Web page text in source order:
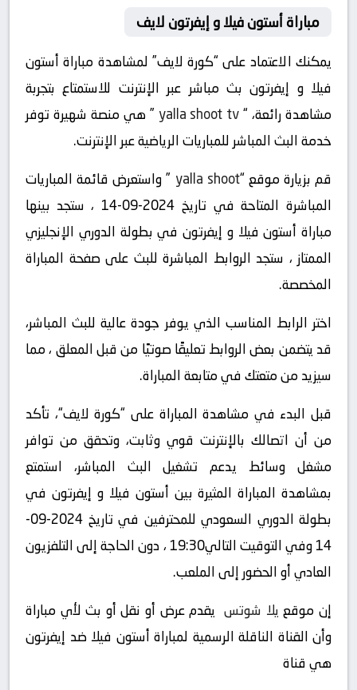
مباراة أستون فيلا و إيفرتون لايف
يمكنك الاعتماد على “كورة لايف” لمشاهدة مباراة أستون
فيلا و إيفرتون بث مباشر عبر الإنترنت للاستمتاع بتجربة
مشاهدة رائعة، “yalla shoot tv ” هي منصة شهيرة توفر
خدمة البث المباشر للمباريات الرياضية عبر الإنترنت.
قم بزيارة موقع “yalla shoot ” واستعرض قائمة المباريات
المباشرة المتاحة في تاريخ 2024-09-14 ، ستجد بينها
مباراة أستون فيلا و إيفرتون في بطولة الدوري الإنجليزي
الممتاز ، ستجد الروابط المباشرة للبث على صفحة المباراة
المخصصة.
اختر الرابط المناسب الذي يوفر جودة عالية للبث المباشر،
قد يتضمن بعض الروابط تعليقًا صوتيًا من قبل المعلق ، مما
سيزيد من متعتك في متابعة المباراة.
قبل البدء في مشاهدة المباراة على “كورة لايف“، تأكد
من أن اتصالك بالإنترنت قوي وثابت، وتحقق من توافر
مشغل وسائط يدعم تشغيل البث المباشر، استمتع
بمشاهدة المباراة المثيرة بين أستون فيلا و إيفرتون في
بطولة الدوري السعودي للمحترفين في تاريخ 2024-09-
14 وفي التوقيت التالي19:30 ، دون الحاجة إلى التلفزيون
العادي أو الحضور إلى الملعب.
إن موقع يلا شوتسيقدم عرض أو نقل أو بث لأي مباراة
وأن القناة الناقلة الرسمية لمباراة أستون فيلا ضد إيفرتون
هي قناة